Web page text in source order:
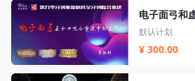
默认计划
¥ 300.00